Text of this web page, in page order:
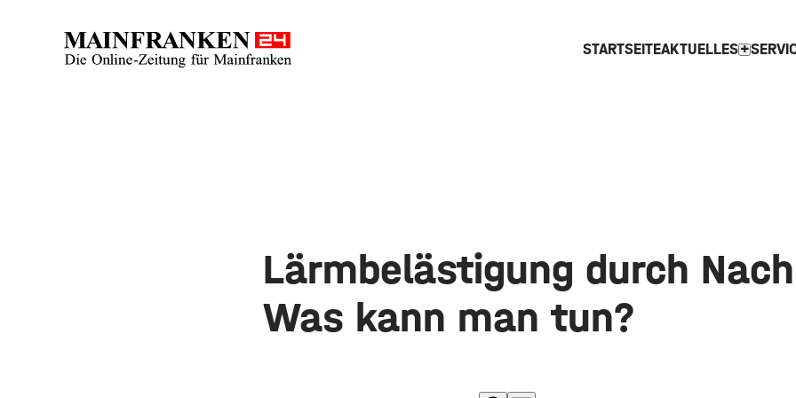
STARTSEITEAKTUELLESexpand_more
Lärmbelästigung durch
Was kann man tun?